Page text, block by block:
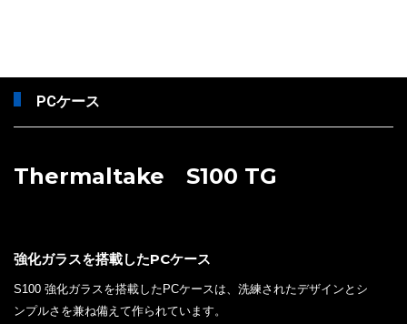
PCケース
Thermaltake S100 TG
強化ガラスを搭載したPCケース
S100 強化ガラスを搭載したPCケースは、洗練されたデザインとシ
ンプルさを兼ね備えて作られています。